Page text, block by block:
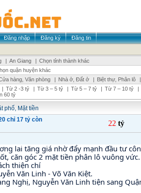
Đăng nhập Đăng ký
Đăng tin
| An Giang | Chọn tỉnh thành khác
quận huyện khác
hàng, Văn phòng | Nhà ở, Đất ở | Biệt thự, Phân lô |
| Từ 2 -3 tỷ | Từ 3 – 5 tỷ | Từ 5 – 7 tỷ | Từ 7 – 10 tỷ |
60 tỷ
phố, Mặt tiền
chỉ 17 tỷ còn
22 tỷ
lai tăng giá nhờ đẩy mạnh đầu tư
căn góc 2 mặt tiền phân lô vuông vức.
thiện chí
Văn Linh - Võ Văn Kiệt.
Nghị, Nguyễn Văn Linh tiện sang